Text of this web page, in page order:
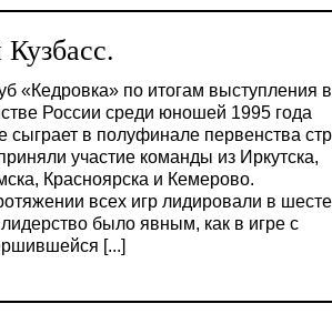
«Кедровка» по итогам выступления в
России среди юношей 1995 года
сыграет в полуфинале первенства
участие команды из Иркутска,
Красноярска и Кемерово.
всех игр лидировали в
было явным, как в игре с
[...]